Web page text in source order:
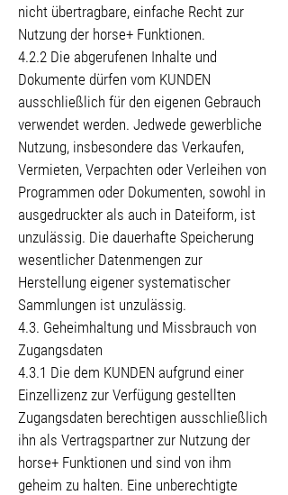
nicht übertragbare, einfache Recht zur
Nutzung der horse+ Funktionen.
4.2.2 Die abgerufenen Inhalte und
Dokumente dürfen vom KUNDEN
ausschließlich für den eigenen Gebrauch
verwendet werden. Jedwede gewerbliche
Nutzung, insbesondere das Verkaufen,
Vermieten, Verpachten oder Verleihen von
Programmen oder Dokumenten, sowohl in
ausgedruckter als auch in Dateiform, ist
unzulässig. Die dauerhafte Speicherung
wesentlicher Datenmengen zur
Herstellung eigener systematischer
Sammlungen ist unzulässig.
4.3. Geheimhaltung und Missbrauch von
Zugangsdaten
4.3.1 Die dem KUNDEN aufgrund einer
Einzellizenz zur Verfügung gestellten
Zugangsdaten berechtigen ausschließlich
ihn als Vertragspartner zur Nutzung der
horse+ Funktionen und sind von ihm
geheim zu halten. Eine unberechtigte